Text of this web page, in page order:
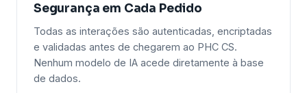
Segurança em Cada Pedido
Todas as interações são autenticadas, encriptadas
e validadas antes de chegarem ao PHC CS.
Nenhum modelo de IA acede diretamente à base
de dados.